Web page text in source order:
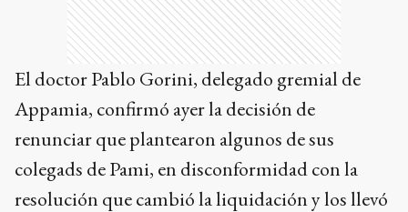
El doctor Pablo Gorini, delegado gremial de
Appamia, confirmó ayer la decisión de
renunciar que plantearon algunos de sus
colegads de Pami, en disconformidad con la
resolución que cambió la liquidación y los llevó